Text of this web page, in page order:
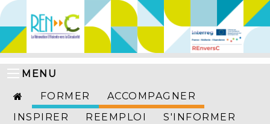
MENU
FORMER
ACCOMPAGNER
INSPIRER
REEMPLOI
S'INFORMER